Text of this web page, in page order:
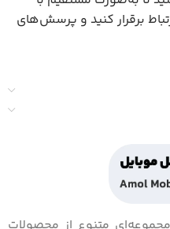
برقرار کنید و پرسش‌های